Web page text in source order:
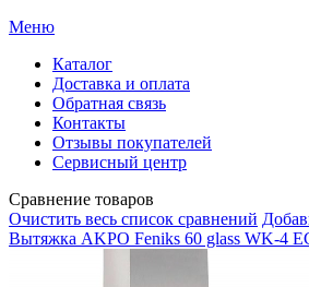
Меню
Каталог
Доставка и оплата
Обратная связь
Контакты
Отзывы покупателей
Сервисный центр
Сравнение товаров
Очистить весь список сравнений
Вытяжка AKPO Feniks 60 glass WK-4